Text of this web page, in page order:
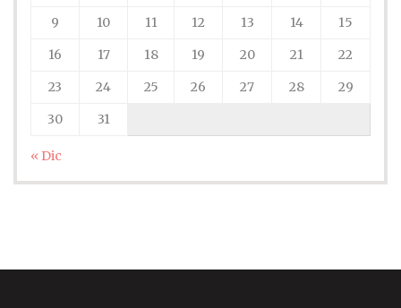
9
10 11 12 13 14
15
16
17 18 19 20 21
22
23
24 25 26 27 28
29
30
31
« Dic